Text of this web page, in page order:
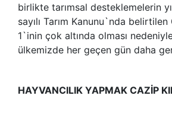
birlikte tarımsal desteklemelerin
sayılı Tarım Kanunu`nda
1`inin çok altında olması
ülkemizde her geçen gün daha
HAYVANCILIK YAPMAK CAZİP